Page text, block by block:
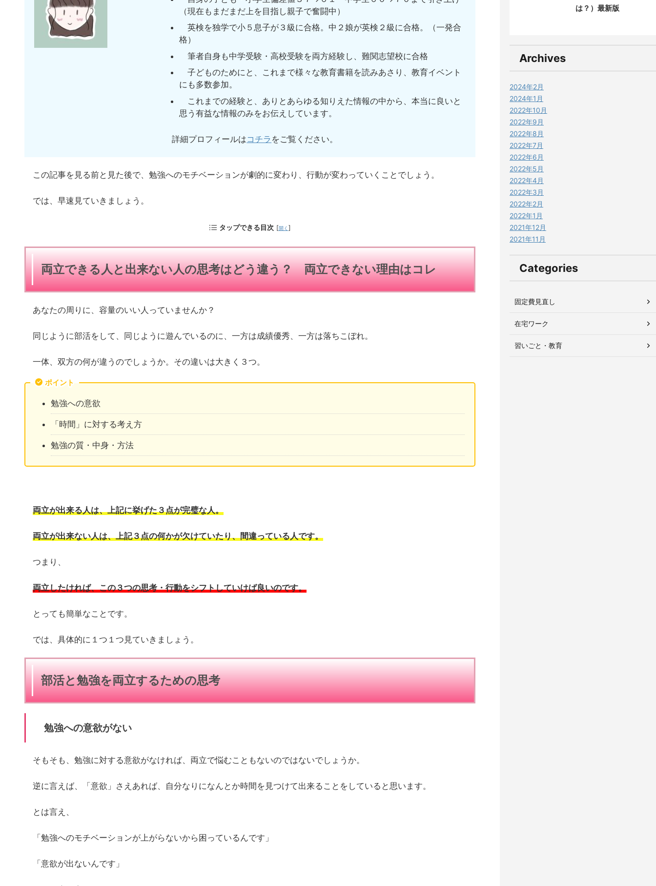
（現在もまだまだ上を目指し親子で奮闘中）
英検を独学で小５息子が３級に合格。中２娘が英検２級に合格。（一発合
格）
筆者自身も中学受験・高校受験を両方経験し、難関志望校に合格
子どものためにと、これまで様々な教育書籍を読みあさり、教育イベント
にも多数参加。
これまでの経験と、ありとあらゆる知りえた情報の中から、本当に良いと
思う有益な情報のみをお伝えしています。
詳細プロフィールはコチラ をご覧ください。
この記事を見る前と見た後で、勉強へのモチベーションが劇的に変わり、行動が変わっていくことでしょう。
では、早速見ていきましょう。
タップできる目次 [開く ]
両立できる人と出来ない人の思考はどう違う？ 両立できない理由はコレ
あなたの周りに、容量のいい人っていませんか？
同じように部活をして、同じように遊んでいるのに、一方は成績優秀、一方は落ちこぼれ。
一体、双方の何が違うのでしょうか。その違いは大きく３つ。
ポイント
勉強への意欲
「時間」に対する考え方
勉強の質・中身・方法
両立が出来る人は、上記に挙げた３点が完璧な人。
両立が出来ない人は、上記３点の何かが欠けていたり、間違っている人です。
つまり、
両立したければ、この３つの思考・行動をシフトしていけば良いのです。
とっても簡単なことです。
では、具体的に１つ１つ見ていきましょう。
部活と勉強を両立するための思考
勉強への意欲がない
そもそも、勉強に対する意欲がなければ、両立で悩むこともないのではないでしょうか。
逆に言えば、「意欲」さえあれば、自分なりになんとか時間を見つけて出来ることをしていると思います。
とは言え、
「勉強へのモチベーションが上がらないから困っているんです」
「意欲が出ないんです」
は？）最新版
Archives
2024年2月
2024年1月
2022年10月
2022年9月
2022年8月
2022年7月
2022年6月
2022年5月
2022年4月
2022年3月
2022年2月
2022年1月
2021年12月
2021年11月
Categories
固定費見直し
在宅ワーク
習いごと・教育